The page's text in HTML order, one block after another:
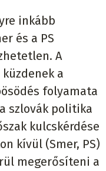
inkább
és a PS
A
a
folyamata
szlovák politika
kulcskérdése
kívül (Smer, PS)
megerősíteni a